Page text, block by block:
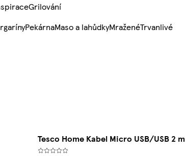
Grilování
PekárnaMaso a lahůdkyMraženéTrvanlivé
Tesco Home Kabel Micro USB/USB 2 m